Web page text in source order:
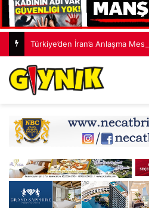
Türkiye’den İran’a Anlaşma Mesajı